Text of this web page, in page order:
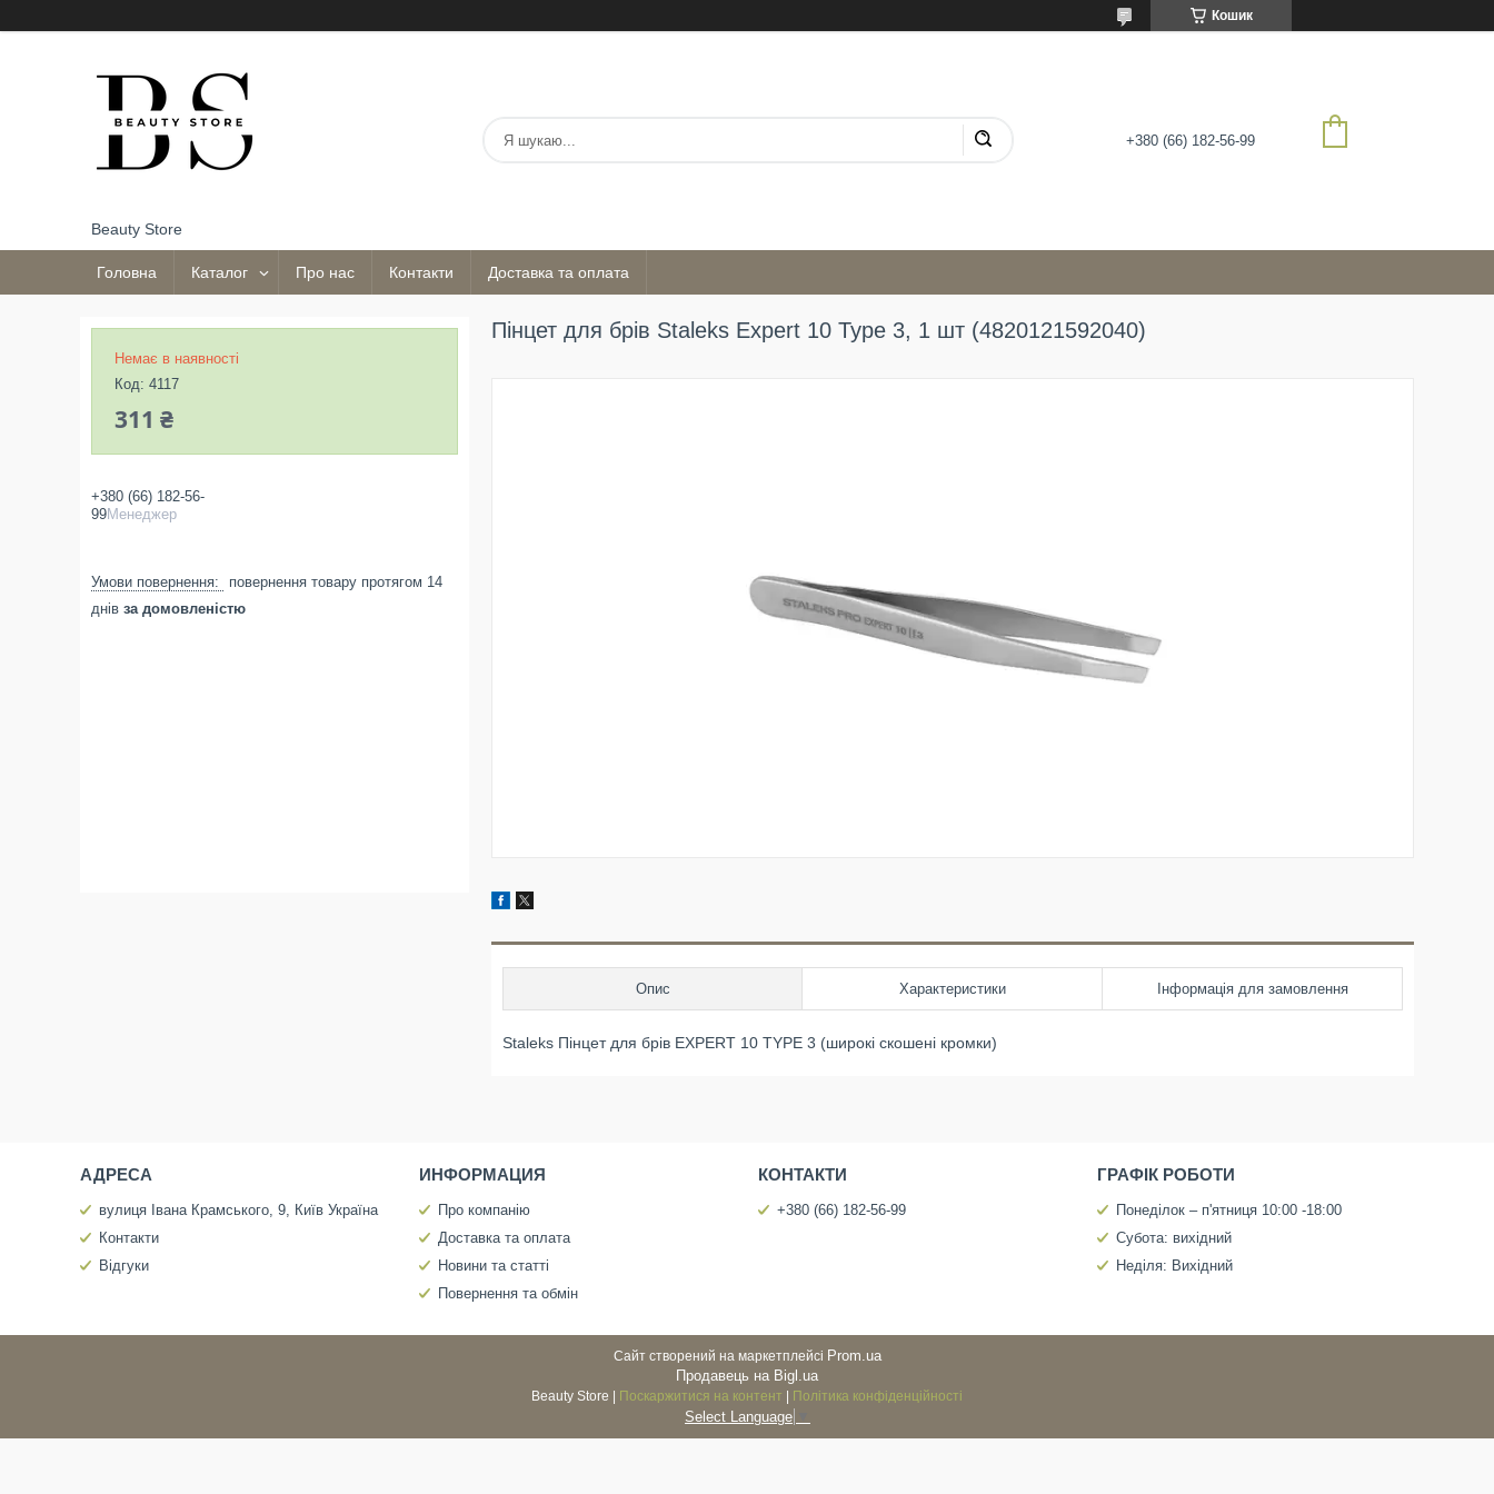
Кошик
Beauty Store
+380 (66) 182-56-99
Головна Каталог Про нас Контакти Доставка та оплата
Пінцет для брів Staleks Expert 10 Type 3, 1 шт (4820121592040)
Опис Характеристики Інформація для замовлення
Staleks Пінцет для брів EXPERT 10 TYPE 3 (широкі скошені кромки)
Немає в наявності
Код: 4117
311 ₴
+380 (66) 182-56-
99Менеджер
повернення товару протягом 14
днів за домовленістю
АДРЕСА
вулиця Івана Крамського, 9, Київ Україна
Контакти
Відгуки
ИНФОРМАЦИЯ
Про компанію
Доставка та оплата
Новини та статті
Повернення та обмін
КОНТАКТИ
+380 (66) 182-56-99
ГРАФІК РОБОТИ
Понеділок – п'ятниця 10:00 -18:00
Субота: вихідний
Неділя: Вихідний
Сайт створений на маркетплейсі Prom.ua
Продавець на Bigl.ua
Поскаржитися на контент Політика конфіденційності
Select Language